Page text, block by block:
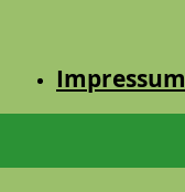
Impressum